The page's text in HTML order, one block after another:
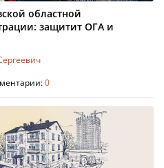
областной
защитит ОГА и
0